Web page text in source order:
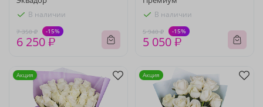
В наличии
7 350 ₽ -15%
6 250 ₽
В наличии
5 940 ₽ -15%
5 050 ₽
Акция Акция